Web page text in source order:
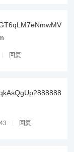
回复
回复